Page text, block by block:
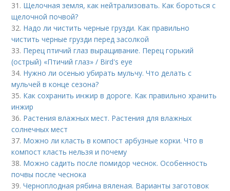
31. Щелочная земля, как нейтрализовать. Как бороться с
щелочной почвой?
32. Надо ли чистить черные грузди. Как правильно
чистить черные грузди перед засолкой
33. Перец птичий глаз выращивание. Перец горький
(острый) «Птичий глаз» / Bird's eye
34. Нужно ли осенью убирать мульчу. Что делать с
мульчей в конце сезона?
35. Как сохранить инжир в дороге. Как правильно хранить
инжир
36. Растения влажных мест. Растения для влажных
солнечных мест
37. Можно ли класть в компост арбузные корки. Что в
компост класть нельзя и почему
38. Можно садить после помидор чеснок. Особенность
почвы после чеснока
39.Черноплодная рябина вяленая. Варианты заготовок